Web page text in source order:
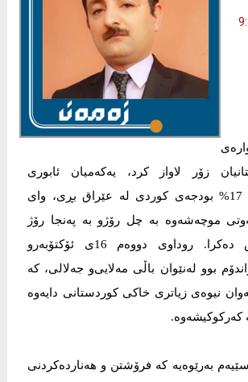
3/
زۆر لاواز كرد، یەكەمیان ئابوری
سەربەخۆ، كە لە 17% بودجەی كوردی لە عێراق بڕی، وای
موچەشەوە بە چل رۆژو بە پەنجا رۆژ
موچەیەك دابەش دەكرا. روداوی دووەم 16ی ئۆكتۆبەرو
بوو لەنێوان باڵی مەلایی‌و جەلالی، كە
نیوەی زیاتری خاكی كوردستانی دایەوە
بەرێوەیە كە فرۆشتن و هەناردەكردنی